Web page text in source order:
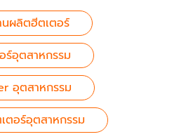
นผลิตฮีตเตอร์
ร์อุตสาหกรรม
อุตสาหกรรม
ตอร์อุตสาหกรรม